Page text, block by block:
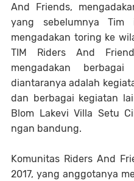
And Friends,
yang sebelumnya
mengadakan toring ke
TIM Riders And
mengadakan
diantaranya adalah
dan berbagai kegiatan
Blom Lakevi Villa Setu
ngan bandung.
Komunitas Riders And
2017, yang anggotanya